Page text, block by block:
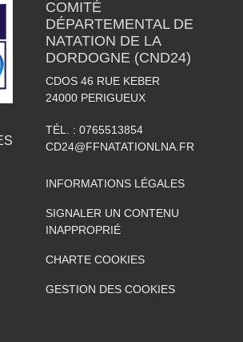
COMITÉ
DÉPARTEMENTAL DE
NATATION DE LA
DORDOGNE (CND24)
CDOS 46 RUE KEBER
24000 PERIGUEUX
TÉL. : 0765513854
CD24@FFNATATIONLNA.FR
INFORMATIONS LÉGALES
SIGNALER UN CONTENU
INAPPROPRIÉ
CHARTE COOKIES
GESTION DES COOKIES